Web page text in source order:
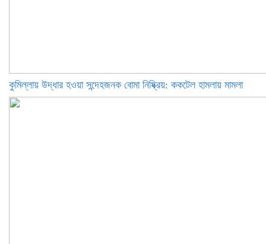
কুমিল্লায় উদ্ধার হওয়া সন্দেহজনক বোমা নিষ্ক্রিয়: ককটেল হামলায় মামলা